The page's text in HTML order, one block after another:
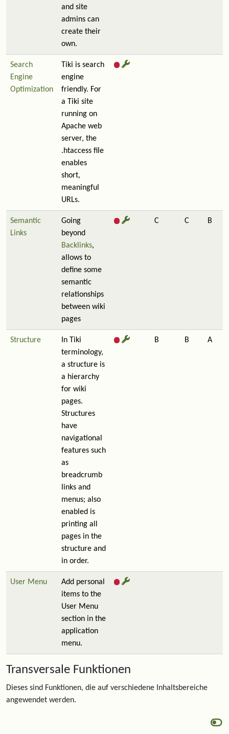
and site
admins can
create their
own.
Search
Engine
Optimization
Tiki is search
engine
friendly. For
a Tiki site
running on
Apache web
server, the
.htaccess file
enables
short,
meaningful
URLs.
Semantic
Links
Going
beyond
Backlinks,
allows to
define some
semantic
relationships
between wiki
pages
C C B
Structure
In Tiki
terminology,
a structure is
a hierarchy
for wiki
pages.
Structures
have
navigational
features such
as
breadcrumb
links and
menus; also
enabled is
printing all
pages in the
structure and
in order.
B B A
User Menu
Add personal
items to the
User Menu
section in the
application
menu.
Transversale Funktionen
Dieses sind Funktionen, die auf verschiedene Inhaltsbereiche
angewendet werden.